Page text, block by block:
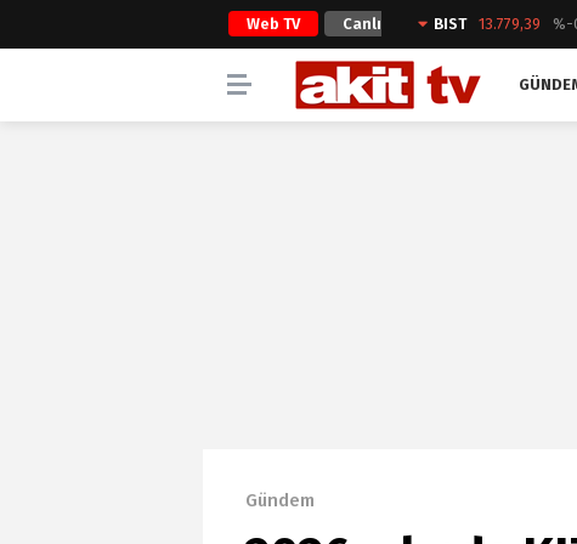
Web TV Canlı
Yayın
BIST 13.779,39 %-
Gündem